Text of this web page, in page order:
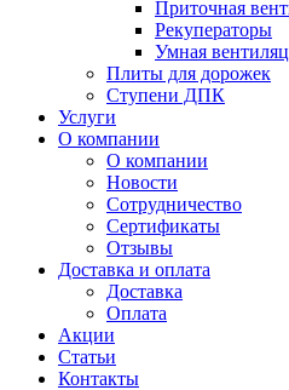
Приточная
Рекуператоры
Умная
Плиты для дорожек
Ступени ДПК
Услуги
О компании
О компании
Новости
Сотрудничество
Сертификаты
Отзывы
Доставка и оплата
Доставка
Оплата
Акции
Статьи
Контакты